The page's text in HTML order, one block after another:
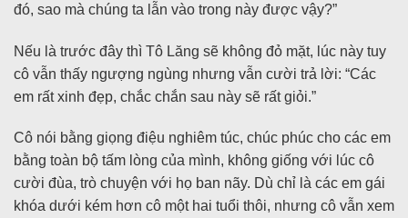
đó, sao mà chúng ta lẫn vào trong này được vậy?”
Nếu là trước đây thì Tô Lăng sẽ không đỏ mặt, lúc này tuy
cô vẫn thấy ngượng ngùng nhưng vẫn cười trả lời: “Các
em rất xinh đẹp, chắc chắn sau này sẽ rất giỏi.”
Cô nói bằng giọng điệu nghiêm túc, chúc phúc cho các em
bằng toàn bộ tấm lòng của mình, không giống với lúc cô
cười đùa, trò chuyện với họ ban nãy. Dù chỉ là các em gái
khóa dưới kém hơn cô một hai tuổi thôi, nhưng cô vẫn xem